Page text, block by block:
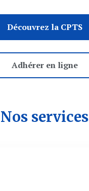
Découvrez la CPTS
Adhérer en ligne
Nos services